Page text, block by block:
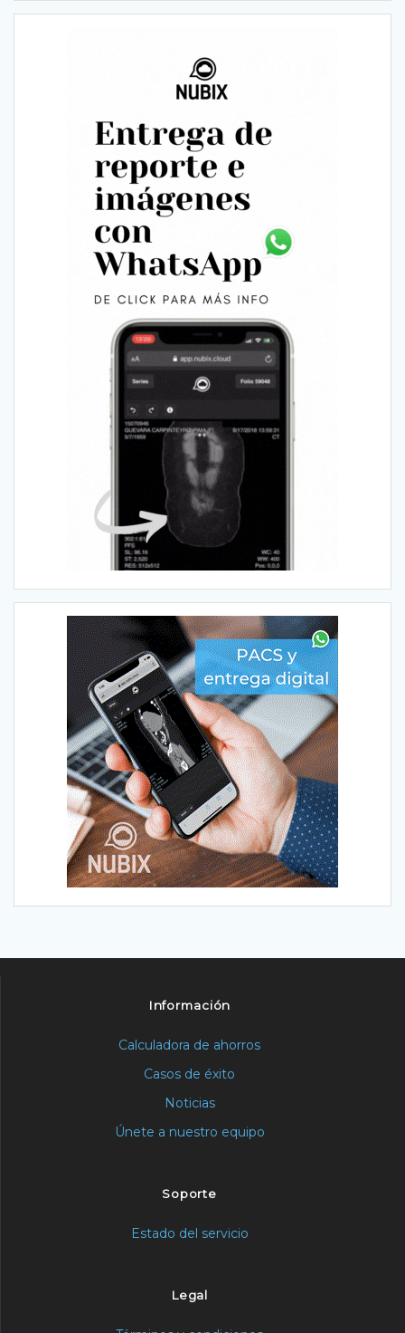
Información
Calculadora de ahorros
Casos de éxito
Noticias
Únete a nuestro equipo
Soporte
Estado del servicio
Legal